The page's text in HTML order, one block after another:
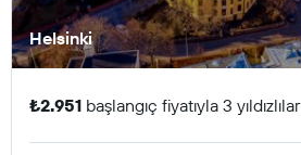
Helsinki
₺2.951 başlangıç fiyatıyla 3 yıldızlılar